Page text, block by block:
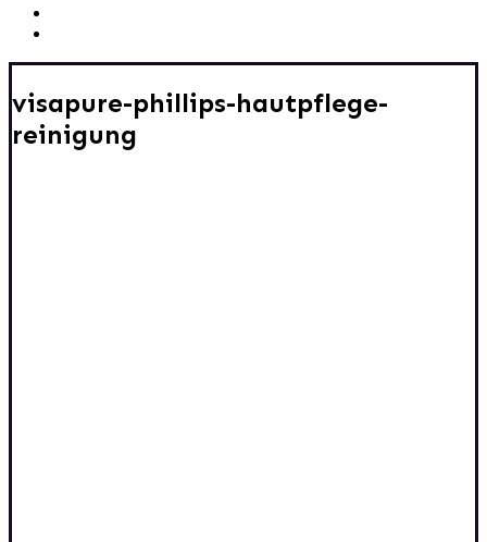
visapure-phillips-hautpflege-
reinigung